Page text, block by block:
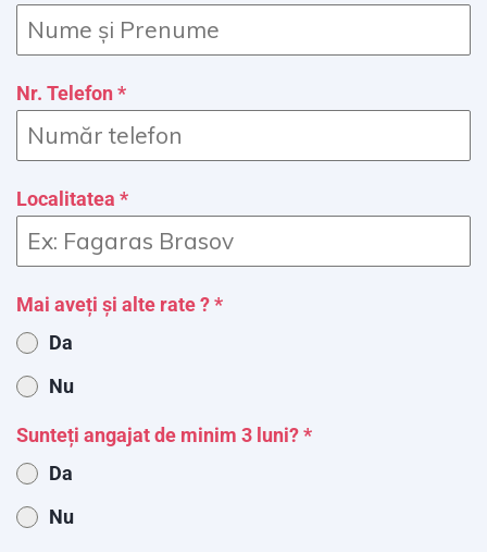
Nr. Telefon*
Localitatea *
Mai aveți și alte rate ?*
Da
Nu
Sunteți angajat de minim 3 luni?*
Da
Nu